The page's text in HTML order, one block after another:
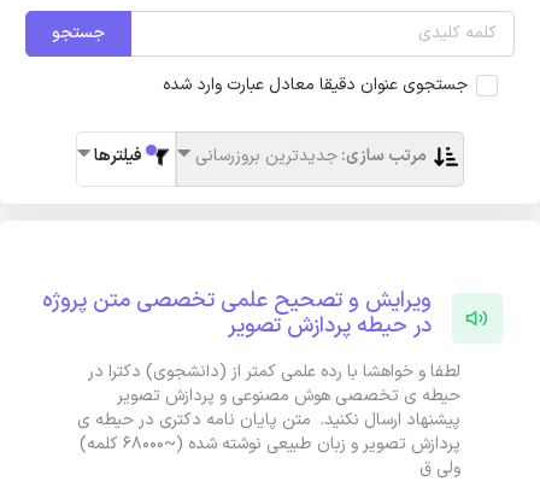
جستجو
جستجوی عنوان دقیقا معادل عبارت وارد شده
مرتب سازی:جدیدترین بروزرسانی فیلترها
ویرایش و تصحیح علمی تخصصی متن پروژه
در حیطه پردازش تصویر
لطفا و خواهشا با رده علمی کمتر از (دانشجوی) دکترا در
حیطه ی تخصصی هوش مصنوعی و پردازش تصویر
پیشنهاد ارسال نکنید. متن پایان نامه دکتری در حیطه ی
پردازش تصویر و زبان طبیعی نوشته شده (~۶۸۰۰۰ کلمه)
ولی ق